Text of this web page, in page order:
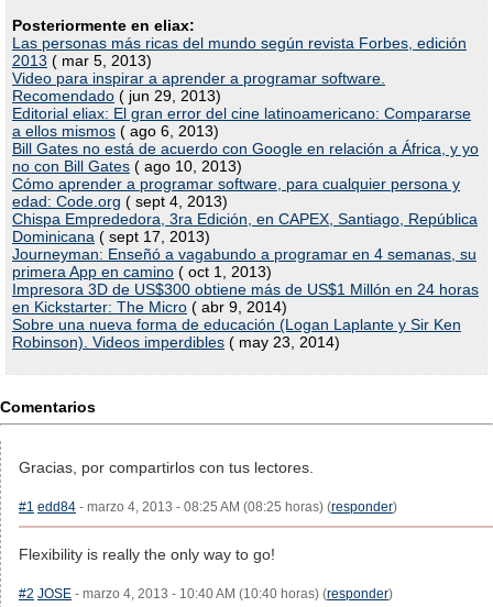
Posteriormente en eliax:
Las personas más ricas del mundo según revista Forbes, edición
2013 ( mar 5, 2013)
Video para inspirar a aprender a programar software.
Recomendado ( jun 29, 2013)
Editorial eliax: El gran error del cine latinoamericano: Compararse
a ellos mismos ( ago 6, 2013)
Bill Gates no está de acuerdo con Google en relación a África, y yo
no con Bill Gates ( ago 10, 2013)
Cómo aprender a programar software, para cualquier persona y
edad: Code.org ( sept 4, 2013)
Chispa Emprededora, 3ra Edición, en CAPEX, Santiago, República
Dominicana ( sept 17, 2013)
Journeyman: Enseñó a vagabundo a programar en 4 semanas, su
primera App en camino ( oct 1, 2013)
Impresora 3D de US$300 obtiene más de US$1 Millón en 24 horas
en Kickstarter: The Micro ( abr 9, 2014)
Sobre una nueva forma de educación (Logan Laplante y Sir Ken
Robinson). Videos imperdibles ( may 23, 2014)
Comentarios
Gracias, por compartirlos con tus lectores.
#1 edd84 - marzo 4, 2013 - 08:25 AM (08:25 horas) (responder)
Flexibility is really the only way to go!
#2 JOSE - marzo 4, 2013 - 10:40 AM (10:40 horas) (responder)